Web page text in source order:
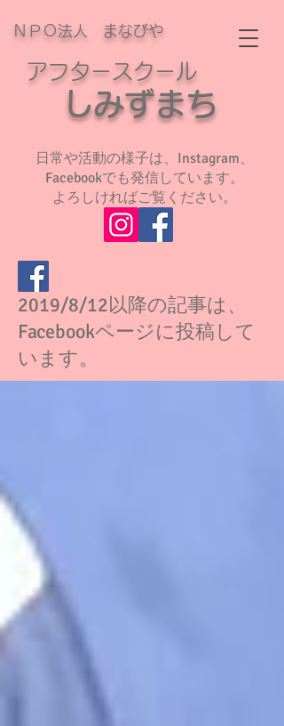
ＮＰＯ法人 まなびや
アフタースクール
​しみずまち
日常や活動の様子は、Instagram、
Facebookでも発信しています。
よろしければご覧ください。
2019/8/12以降の記事は、
Facebookページに投稿して
います。